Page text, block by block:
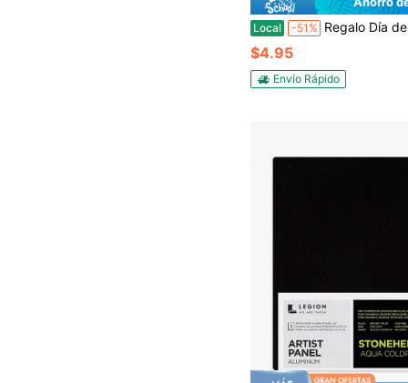
Local -51% Regalo Día del Padre, Regalos Día del Padre, Regalos Originales Adornos de Acrílico, Regalo
$4.95
Envío Rápido